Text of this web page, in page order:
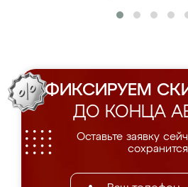
ФИКСИРУЕМ
ДО КОНЦА
Оставьте заявку